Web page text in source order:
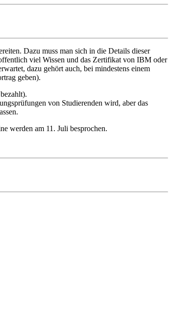
Dazu muss man sich in die Details dieser
viel Wissen und das Zertifikat von IBM oder
dazu gehört auch, bei mindestens einem
geben).
von Studierenden wird, aber das
werden am 11. Juli besprochen.